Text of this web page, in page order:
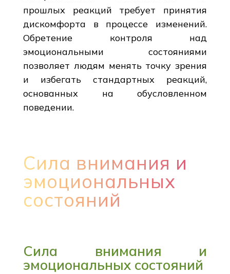
прошлых реакций требует принятия
дискомфорта в процессе изменений.
Обретение контроля над
эмоциональными состояниями
позволяет людям менять точку зрения
и избегать стандартных реакций,
основанных на обусловленном
поведении.
Сила внимания и
эмоциональных
состояний
Сила внимания и
эмоциональных состояний